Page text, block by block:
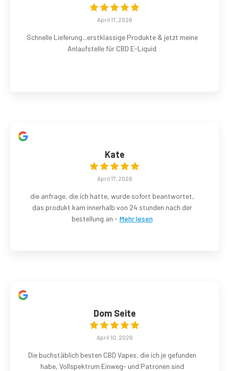
April 17, 2026
Schnelle Lieferung...erstklassige Produkte & jetzt meine
Anlaufstelle für CBD E-Liquid
Kate
April 17, 2026
die anfrage, die ich hatte, wurde sofort beantwortet,
das produkt kam innerhalb von 24 stunden nach der
bestellung an - Mehr lesen
Dom Seite
April 10, 2026
Die buchstäblich besten CBD Vapes, die ich je gefunden
habe, Vollspektrum Einweg- und Patronen sind